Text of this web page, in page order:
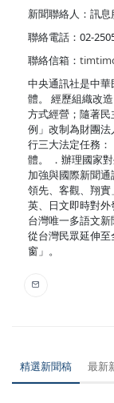
新聞聯絡人：訊息
聯絡電話：02-
聯絡信箱：
中央通訊社是中
體。 經歷組織改
方式經營；隨著
例」改制為財團
行三大法定任務
體。 ．辦理國家
加強與國際新聞通
領先、客觀、翔實
英、日文即時對
台灣唯一多語文
從台灣民眾延伸
窗」。
精選新聞稿 最新